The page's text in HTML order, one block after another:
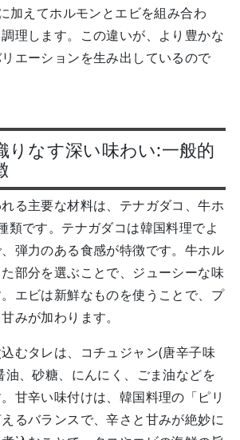
加えてホルモンとエビを組み合わ
理します。この違いが、より豊かな
エーションを生み出しているので
りなす深い味わい:一般的
る主要な材料は、テナガダコ、牛ホ
類です。テナガダコは韓国料理でよ
弾力のある食感が特徴です。牛ホル
部分を選ぶことで、ジューシーな味
エビは新鮮なものを使うことで、プ
みが加わります。
むタレは、コチュジャン(唐辛子味
油、砂糖、にんにく、ごま油などを
甘辛い味付けは、韓国料理の「ピリ
るバランスで、辛さと甘みが絶妙に